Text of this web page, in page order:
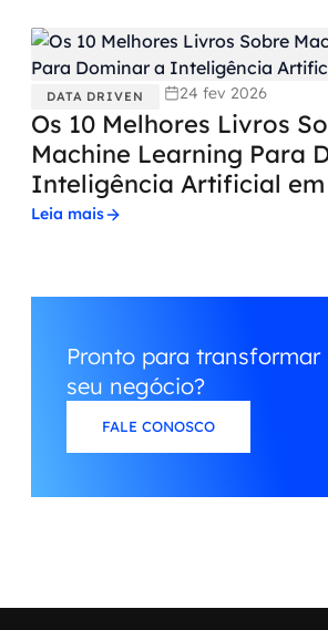
DATA DRIVEN 24 fev 2026
Os 10 Melhores Livros
Machine Learning Para
Inteligência Artificial em
Leia mais
Pronto para transformar
seu negócio?
FALE CONOSCO